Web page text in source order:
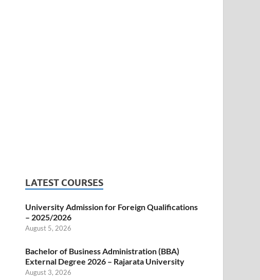
LATEST COURSES
University Admission for Foreign Qualifications
– 2025/2026
August 5, 2026
Bachelor of Business Administration (BBA)
External Degree 2026 – Rajarata University
August 3, 2026